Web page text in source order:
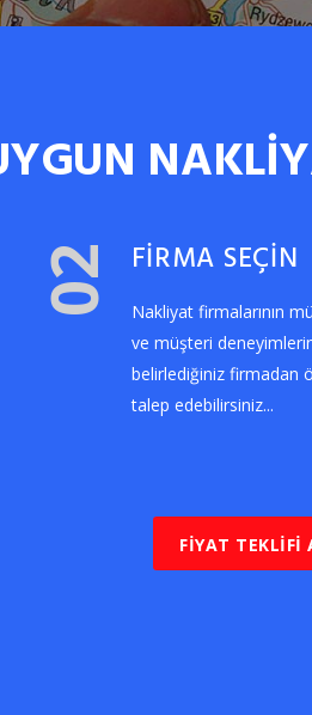
02 FİRMA SEÇİN
Nakliyat firmalarının
ve müşteri
belirlediğiniz firmadan
talep edebilirsiniz...
FİYAT TEKLİFİ